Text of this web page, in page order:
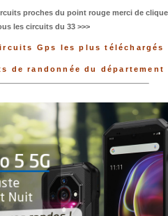
proches du point rouge merci de
les circuits du 33 >>>
Gps les plus téléchargés
de randonnée du département